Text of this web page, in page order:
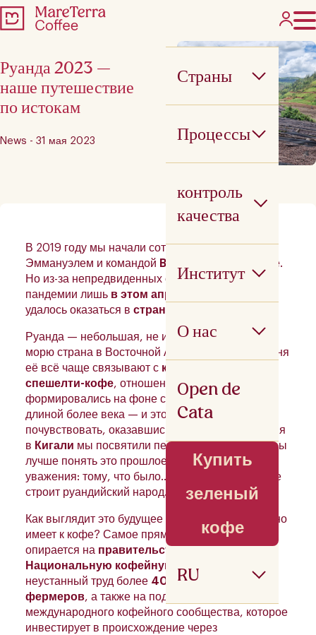
Страны
Процессы
контроль
качества
Институт
О нас
Open de
Cata
Купить
зеленый
кофе
RU
Руанда 2023 —
наше путешествие
по истокам
News - 31 мая 2023
В 2019 году мы начали сотрудничество с
Эммануэлем и командой Baho Coffee
в Руанде.
Но из-за непредвиденных обстоятельств и
пандемии лишь в этом апреле
удалось оказаться в стране тысячи холмов
Руанда — небольшая, не имеющая выхода к
морю страна в Восточной Африке. И хотя сегодня
её всё чаще связывают с качеством
спешелти-кофе, отношения Руанды с кофе
формировались на фоне сложной истории
длиной более века — и это невозможно не
почувствовать, оказавшись там. После прибытия
в Кигали мы посвятили первый день тому, чтобы
лучше понять это прошлое и отдать ему дань
уважения: тому, что было… и будущему, которое
строит руандийский народ.
Как выглядит это будущее и какое отношение оно
имеет к кофе? Самое прямое. Во многом оно
опирается на правительство Руанды
Национальную кофейную стратегию
неустанный труд более 400 000 мелких
фермеров, а также на поддержку
международного кофейного сообщества, которое
инвестирует в происхождение через